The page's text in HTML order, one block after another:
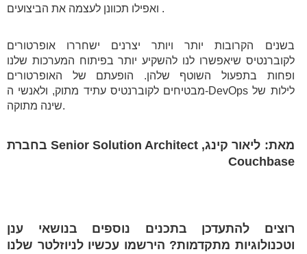
ואפילו תכוונן לעצמה את הביצועים.
בשנים הקרובות יותר ויותר יצרנים ישחררו אופרטורים
לקוברנטיס שיאפשרו לנו להשקיע יותר בפיתוח המערכות שלנו
ופחות בתפעול השוטף שלהן. הופעתם של האופרטורים
מבטיחים לקוברנטיס עתיד מתוק, ולאנשי ה-DevOps לילות של
שינה מתוקה.
מאת: ליאור קינג, Senior Solution Architect בחברת
Couchbase
רוצים להתעדכן בתכנים נוספים בנושאי ענן
וטכנולוגיות מתקדמות? הירשמו עכשיו לניוזלטר שלנו